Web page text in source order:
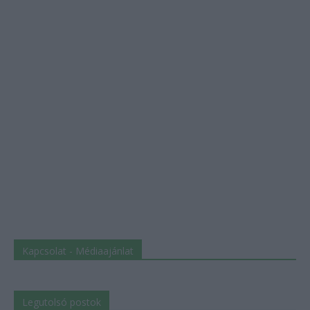
Kapcsolat - Médiaajánlat
Legutolsó postok